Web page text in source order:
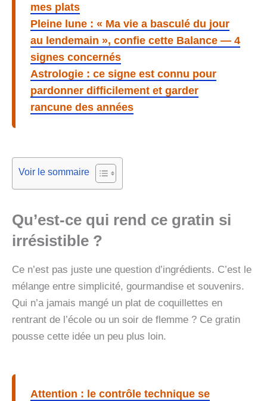
mes plats
Pleine lune : « Ma vie a basculé du jour
au lendemain », confie cette Balance — 4
signes concernés
Astrologie : ce signe est connu pour
pardonner difficilement et garder
rancune des années
Voir le sommaire
Qu’est-ce qui rend ce gratin si
irrésistible ?
Ce n’est pas juste une question d’ingrédients. C’est le
mélange entre simplicité, gourmandise et souvenirs.
Qui n’a jamais mangé un plat de coquillettes en
rentrant de l’école ou un soir de flemme ? Ce gratin
pousse cette idée un peu plus loin.
Attention : le contrôle technique se